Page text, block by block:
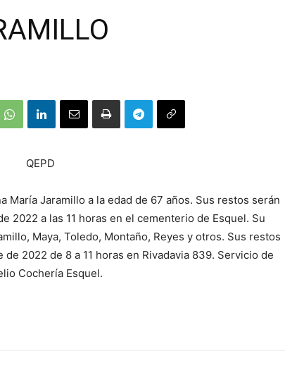
QEPD
María Jaramillo a la edad de 67 años. Sus restos serán
2022 a las 11 horas en el cementerio de Esquel. Su
Maya, Toledo, Montaño, Reyes y otros. Sus restos
2022 de 8 a 11 horas en Rivadavia 839. Servicio de
Cochería Esquel.